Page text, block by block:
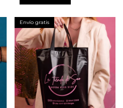
Envío gratis